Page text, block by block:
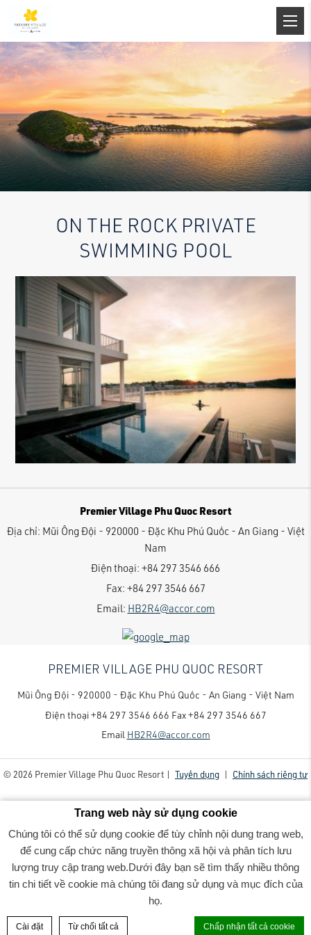
Trang web này sử dụng cookie
Chúng tôi có thể sử dụng cookie để tùy chỉnh nội dung trang web,
để cung cấp chức năng truyền thông xã hội và phân tích lưu
lượng truy cập trang web.Dưới đây bạn sẽ tìm thấy nhiều thông
tin chi tiết về cookie mà chúng tôi đang sử dụng và mục đích của
họ.
Cài đặt Từ chối tất cả Chấp nhận tất cả cookie
ON THE ROCK PRIVATE
SWIMMING POOL
Premier Village Phu Quoc Resort
Địa chỉ: Mũi Ông Đội - 920000 - Đặc Khu Phú Quốc - An Giang - Việt
Nam
Điện thoại: +84 297 3546 666
Fax: +84 297 3546 667
Email: HB2R4@accor.com
PREMIER VILLAGE PHU QUOC RESORT
Mũi Ông Đội - 920000 - Đặc Khu Phú Quốc - An Giang - Việt Nam
Điện thoại+84 297 3546 666 Fax+84 297 3546 667
Email HB2R4@accor.com
© 2026 Premier Village Phu Quoc Resort | Tuyển dụng | Chính sách riêng tư
Pool